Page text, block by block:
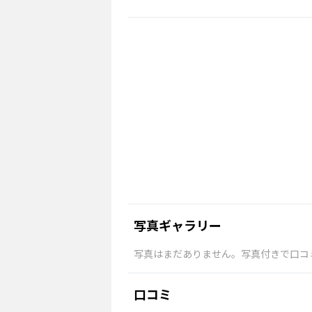
写真ギャラリー
写真はまだありません。写真付きで口
口コミ